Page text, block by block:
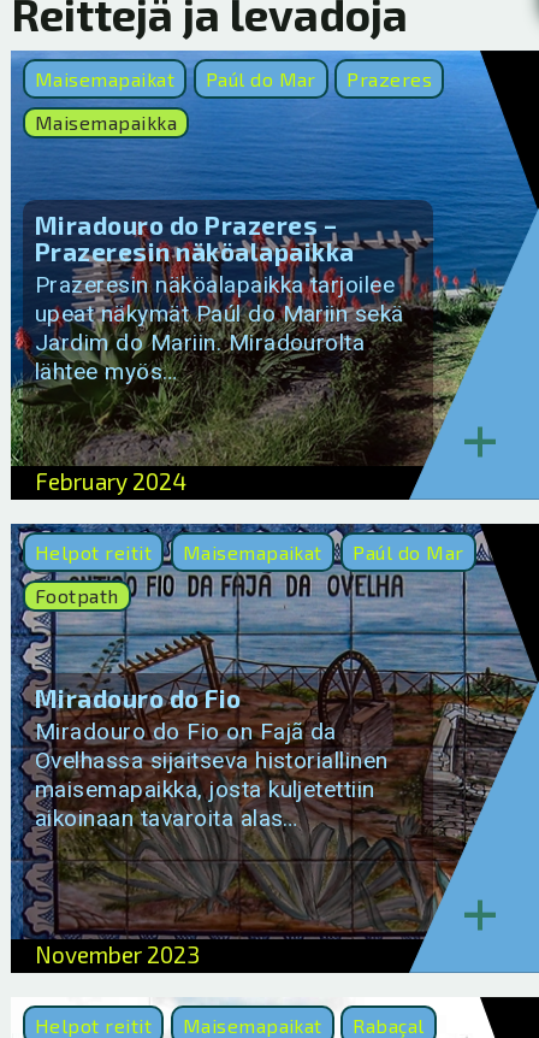
Reittejä ja levadoja
Maisemapaikat Paúl do Mar
Prazeres
Maisemapaikka
Miradouro do Prazeres –
Prazeresin näköalapaikka
Prazeresin näköalapaikka tarjoilee
upeat näkymät Paúl do Mariin sekä
Jardim do Mariin. Miradourolta
lähtee myös…
February 2024
+
Helpot reitit Maisemapaikat
Paúl do Mar
Footpath
Miradouro do Fio
Miradouro do Fio on Fajã da
Ovelhassa sijaitseva historiallinen
maisemapaikka, josta kuljetettiin
aikoinaan tavaroita alas…
November 2023
+
Helpot reitit Maisemapaikat
Rabaçal